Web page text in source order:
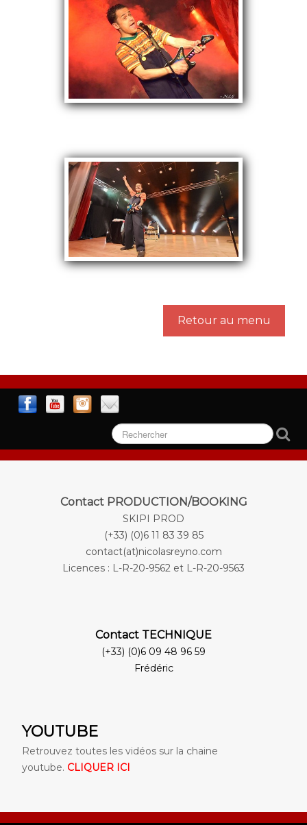
Retour au menu
Contact PRODUCTION/BOOKING
SKIPI PROD
(+33) (0)6 11 83 39 85
contact(at)nicolasreyno.com
Licences : L-R-20-9562 et L-R-20-9563
Contact TECHNIQUE
(+33) (0)6 09 48 96 59
Frédéric
YOUTUBE
Retrouvez toutes les vidéos sur la chaine
youtube. CLIQUER ICI